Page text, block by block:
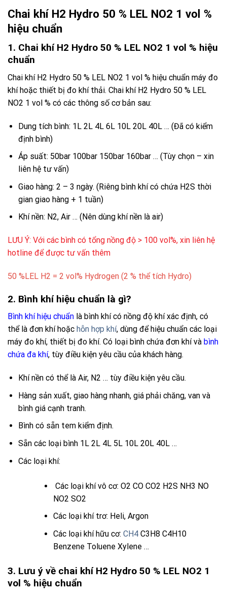
Chai khí H2 Hydro 50 % LEL NO2 1 vol %
hiệu chuẩn
1. Chai khí H2 Hydro 50 % LEL NO2 1 vol % hiệu
chuẩn
Chai khí H2 Hydro 50 % LEL NO2 1 vol % hiệu chuẩn máy đo
khí hoặc thiết bị đo khí thải. Chai khí H2 Hydro 50 % LEL
NO2 1 vol % có các thông số cơ bản sau:
Dung tích bình: 1L 2L 4L 6L 10L 20L 40L … (Đã có kiểm
định bình)
Áp suất: 50bar 100bar 150bar 160bar … (Tùy chọn – xin
liên hệ tư vấn)
Giao hàng: 2 – 3 ngày. (Riêng bình khí có chứa H2S thời
gian giao hàng + 1 tuần)
Khí nền: N2, Air … (Nên dùng khí nền là air)
LƯU Ý: Với các bình có tổng nồng độ > 100 vol%, xin liên hệ
hotline để được tư vấn thêm
50 %LEL H2 = 2 vol% Hydrogen (2 % thể tích Hydro)
2. Bình khí hiệu chuẩn là gì?
Bình khí hiệu chuẩn là bình khí có nồng độ khí xác định, có
thể là đơn khí hoặc hỗn hợp khí, dùng để hiệu chuẩn các loại
máy đo khí, thiết bị đo khí. Có loại bình chứa đơn khí và bình
chứa đa khí, tùy điều kiện yêu cầu của khách hàng.
Khí nền có thể là Air, N2 … tùy điều kiện yêu cầu.
Hàng sản xuất, giao hàng nhanh, giá phải chăng, van và
bình giá cạnh tranh.
Bình có sẵn tem kiểm định.
Sẵn các loại bình 1L 2L 4L 5L 10L 20L 40L …
Các loại khí:
Các loại khí vô cơ: O2 CO CO2 H2S NH3 NO
NO2 SO2
Các loại khí trơ: Heli, Argon
Các loại khí hữu cơ: CH4C3H8 C4H10
Benzene Toluene Xylene …
3. Lưu ý về chai khí H2 Hydro 50 % LEL NO2 1
vol % hiệu chuẩn